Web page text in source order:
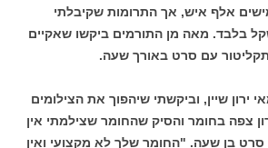
אלף איש, אך התרומות שקיבלתי
12 אלף שקל בלבד. מאה מן התורמים ביקשו שאקיים
עם סרט באורך שעה.
ירון שיין, וביקשתי שיהפוך את הצילומים
צפה בחומר והסיק שהחומר שצילמתי אין
סרט בן שעה. "החומר שלך לא מקצועי ואין